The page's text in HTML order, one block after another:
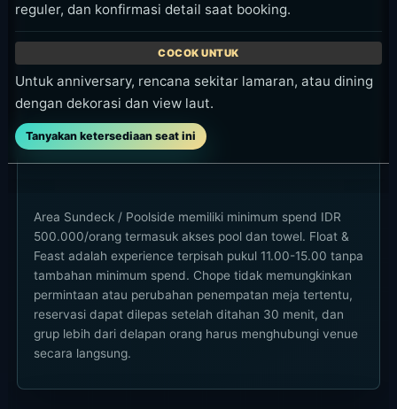
reguler, dan konfirmasi detail saat booking.
Untuk anniversary, rencana sekitar lamaran, atau dining
dengan dekorasi dan view laut.
Tanyakan ketersediaan seat ini
Area Sundeck / Poolside memiliki minimum spend IDR
500.000/orang termasuk akses pool dan towel. Float &
Feast adalah experience terpisah pukul 11.00-15.00 tanpa
tambahan minimum spend. Chope tidak memungkinkan
permintaan atau perubahan penempatan meja tertentu,
reservasi dapat dilepas setelah ditahan 30 menit, dan
grup lebih dari delapan orang harus menghubungi venue
secara langsung.